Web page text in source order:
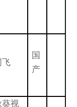
飞
国
产
葵视